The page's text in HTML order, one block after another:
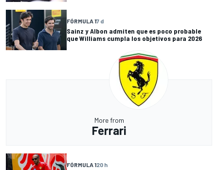
FÓRMULA 17 d
Sainz y Albon admiten que es poco probable
que Williams cumpla los objetivos para 2026
More from
Ferrari
FÓRMULA 120 h